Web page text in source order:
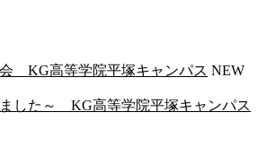
会 KG高等学院平塚キャンパス NEW
した～ KG高等学院平塚キャンパス